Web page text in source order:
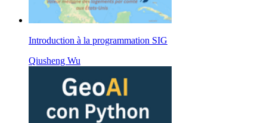
Introduction à la programmation SIG
Qiusheng Wu